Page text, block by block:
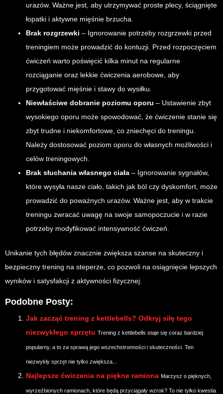
urazów. Ważne jest, aby utrzymywać proste plecy, ściągnięte
łopatki i aktywne mięśnie brzucha.
Brak rozgrzewki – Ignorowanie potrzeby rozgrzewki przed
treningiem może prowadzić do kontuzji. Przed rozpoczęciem
ćwiczeń warto poświęcić kilka minut na regularne
rozciąganie oraz lekkie ćwiczenia aerobowe, aby
przygotować mięśnie i stawy do wysiłku.
Niewłaściwe dobranie poziomu oporu – Ustawienie zbyt
wysokiego oporu może spowodować, że ćwiczenie stanie się
zbyt trudne i niekomfortowe, co zniechęci do treningu.
Należy dostosować poziom oporu do własnych możliwości i
celów treningowych.
Brak słuchania własnego ciała – Ignorowanie sygnałów,
które wysyła nasze ciało, takich jak ból czy dyskomfort, może
prowadzić do poważnych urazów. Ważne jest, aby w trakcie
treningu zwracać uwagę na swoje samopoczucie i w razie
potrzeby modyfikować intensywność ćwiczeń.
Unikanie tych błędów znacznie zwiększa szanse na skuteczny i
bezpieczny trening na steperze, co pozwoli na osiągnięcie lepszych
wyników i satysfakcji z aktywności fizycznej.
Podobne Posty:
Jak zacząć trening z kettlebells? Odkryj siłę tego
niezwykłego sprzętu Trening z kettlebells staje się coraz bardziej
popularny, a to za sprawą jego wszechstronności i skuteczności. Ten
niezwykły sprzęt nie tylko zwiększa...
Najlepsze ćwiczenia na piękne ramiona Marzysz o pięknych,
wyrzeźbionych ramionach, które będą przyciągały wzrok? To nie tylko kwestia